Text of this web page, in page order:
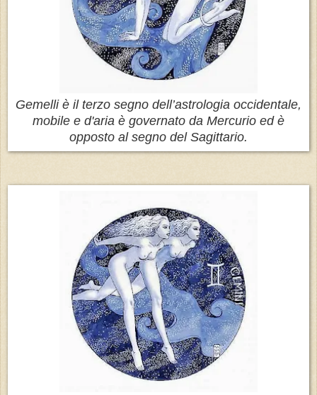
Gemelli è il terzo segno dell’astrologia occidentale,
mobile e d'aria è governato da Mercurio ed è
opposto al segno del Sagittario.